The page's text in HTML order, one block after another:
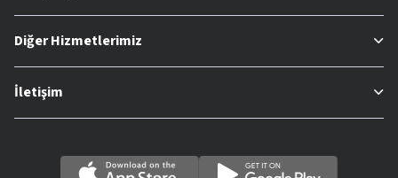
Diğer Hizmetlerimiz
İletişim